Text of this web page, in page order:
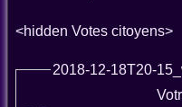
<hidden Votes citoyens>
2018-12-18T20-